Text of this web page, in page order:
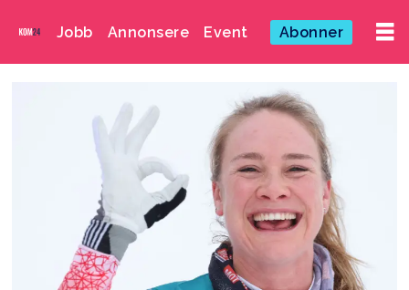
Jobb Annonsere Event Abonner